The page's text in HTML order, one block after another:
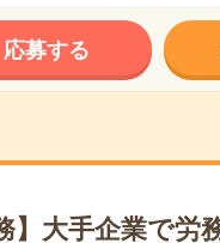
応募する
】大手企業で労